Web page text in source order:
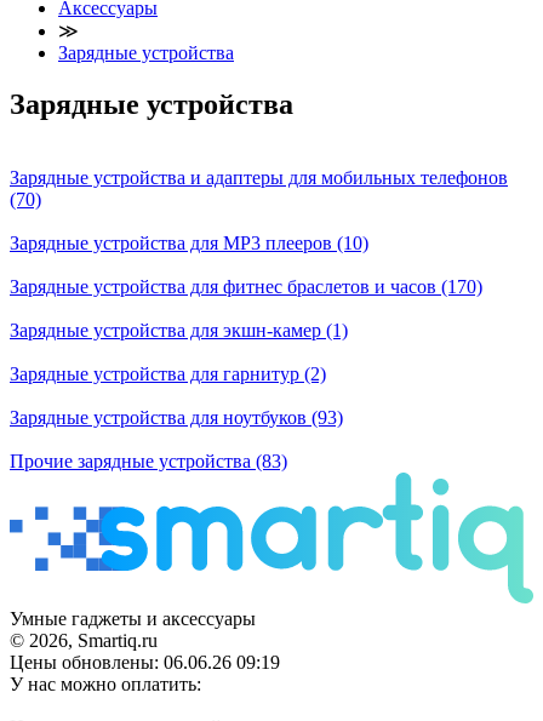
Аксессуары
≫
Зарядные устройства
Зарядные устройства
Зарядные устройства и адаптеры для мобильных телефонов
(70)
Зарядные устройства для MP3 плееров (10)
Зарядные устройства для фитнес браслетов и часов (170)
Зарядные устройства для экшн-камер (1)
Зарядные устройства для гарнитур (2)
Зарядные устройства для ноутбуков (93)
Прочие зарядные устройства (83)
Умные гаджеты и аксессуары
© 2026, Smartiq.ru
Цены обновлены: 06.06.26 09:19
У нас можно оплатить: